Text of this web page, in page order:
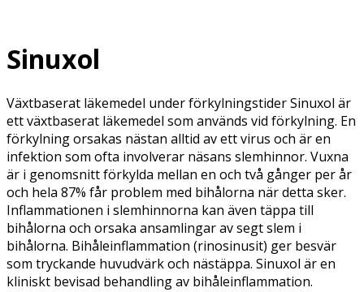
Sinuxol
Växtbaserat läkemedel under förkylningstider Sinuxol är
ett växtbaserat läkemedel som används vid förkylning. En
förkylning orsakas nästan alltid av ett virus och är en
infektion som ofta involverar näsans slemhinnor. Vuxna
är i genomsnitt förkylda mellan en och två gånger per år
och hela 87% får problem med bihålorna när detta sker.
Inflammationen i slemhinnorna kan även täppa till
bihålorna och orsaka ansamlingar av segt slem i
bihålorna. Bihåleinflammation (rinosinusit) ger besvär
som tryckande huvudvärk och nästäppa. Sinuxol är en
kliniskt bevisad behandling av bihåleinflammation.